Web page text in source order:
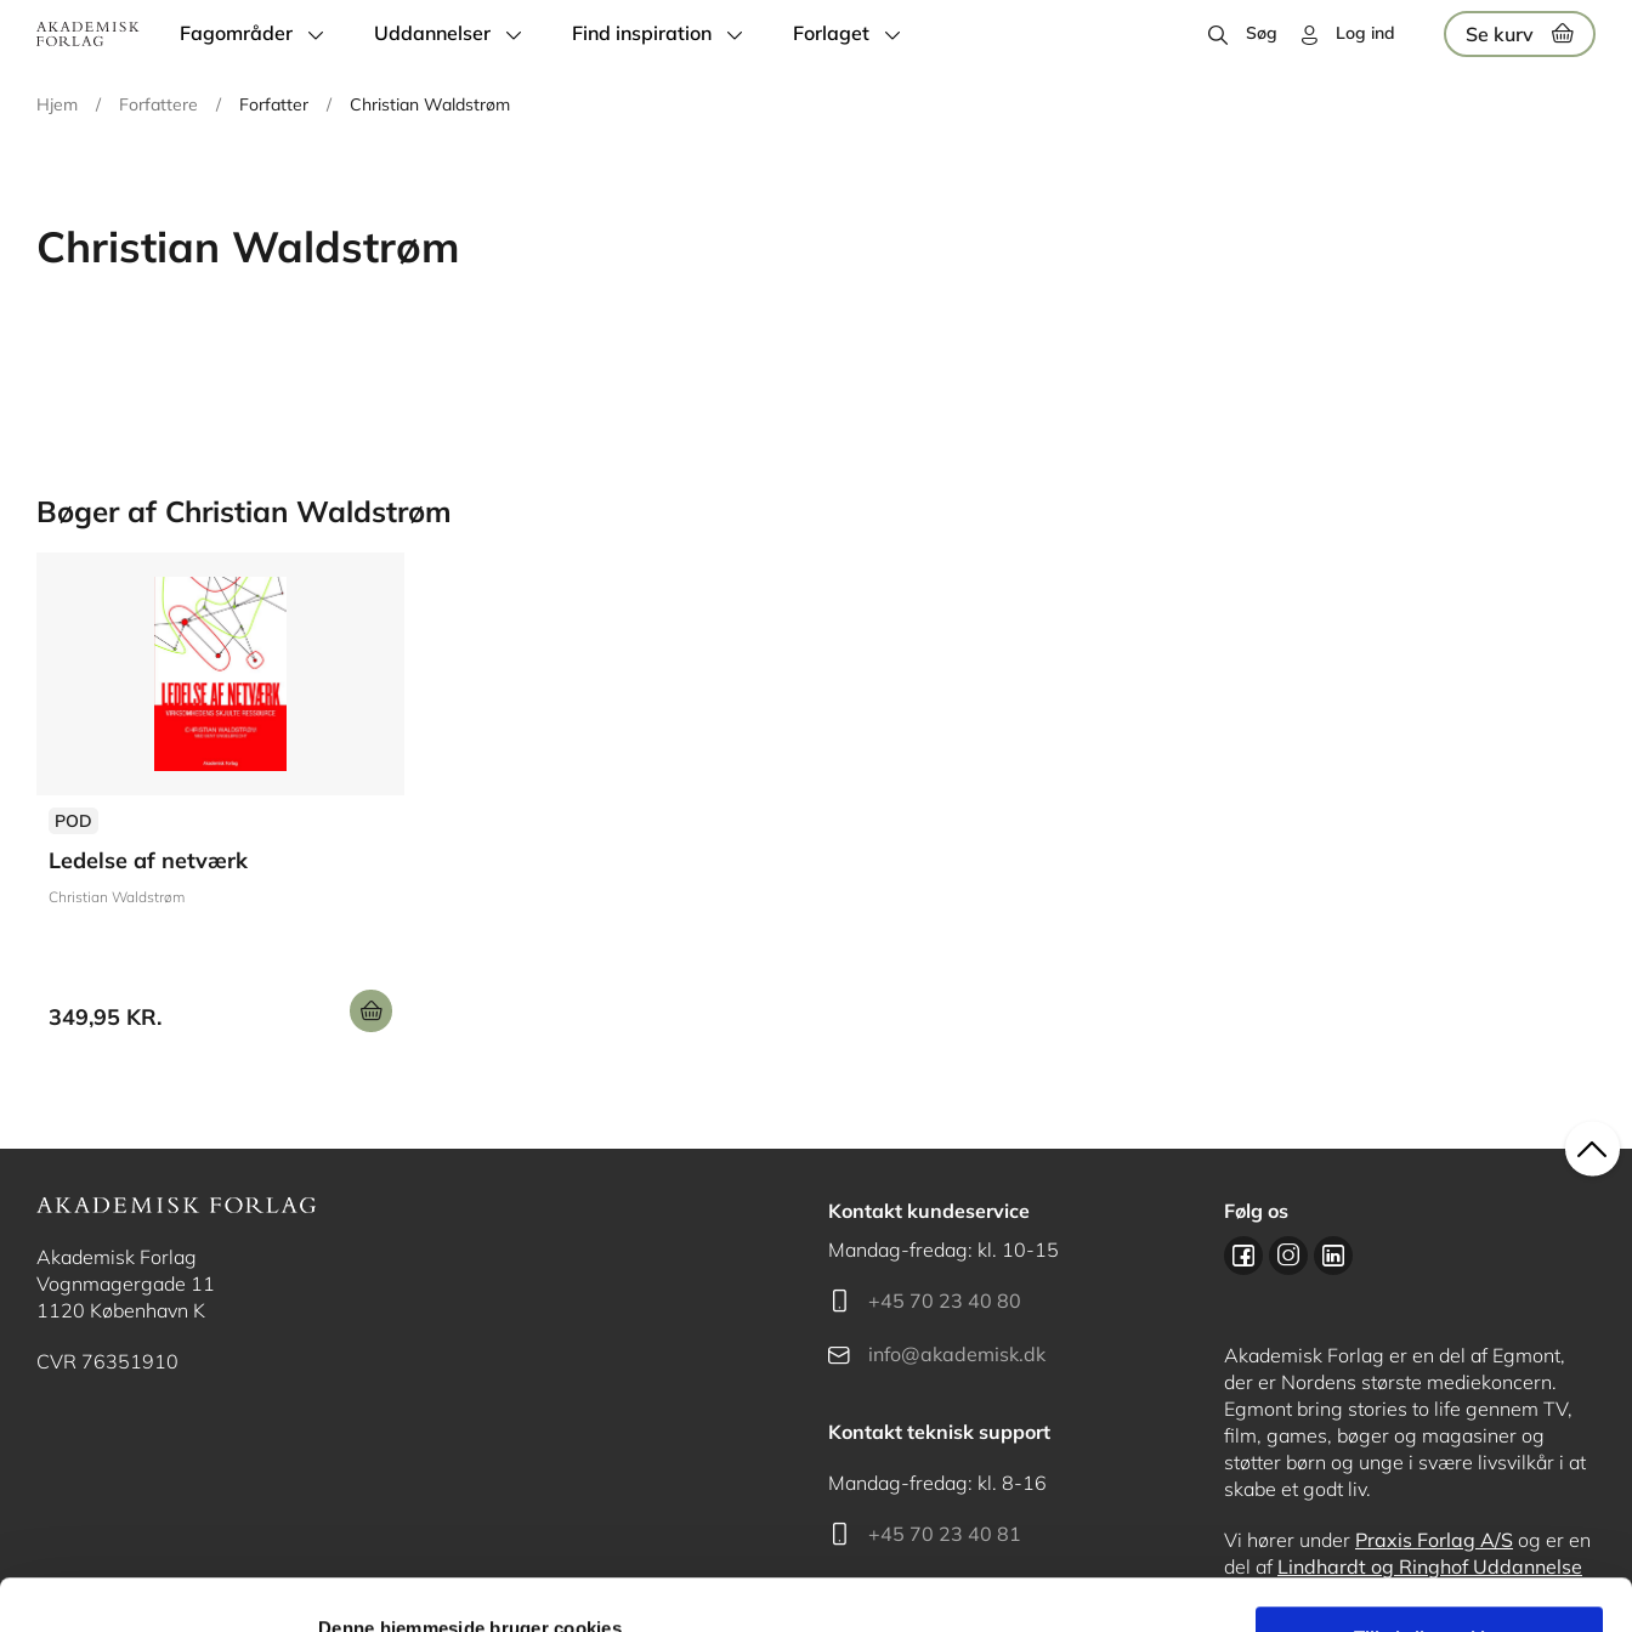
Denne hjemmeside bruger cookies
Main
Fagområder Uddannelser Find inspiration Forlaget Søg Log ind Se kurv
Hjem / Forfattere / Forfatter / Christian Waldstrøm
Christian Waldstrøm
Bøger af Christian Waldstrøm
POD
Ledelse af netværk
Christian Waldstrøm
349,95 KR.
Akademisk Forlag
Vognmagergade 11
1120 København K
CVR 76351910
Kontakt kundeservice
Mandag-fredag: kl. 10-15
+45 70 23 40 80
info@akademisk.dk
Kontakt teknisk support
Mandag-fredag: kl. 8-16
+45 70 23 40 81
Følg os
Akademisk Forlag er en del af Egmont,
der er Nordens største mediekoncern.
Egmont bring stories to life gennem TV,
film, games, bøger og magasiner og
støtter børn og unge i svære livsvilkår i at
skabe et godt liv.
Vi hører under Praxis Forlag A/S og er en
del af Lindhardt og Ringhof Uddannelse